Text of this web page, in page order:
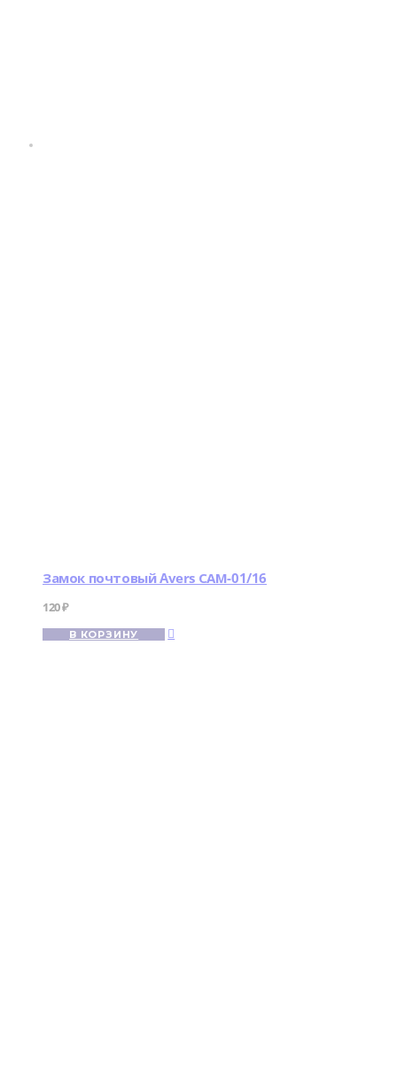
Замок почтовый Avers САМ-01/16
120₽
В КОРЗИНУ